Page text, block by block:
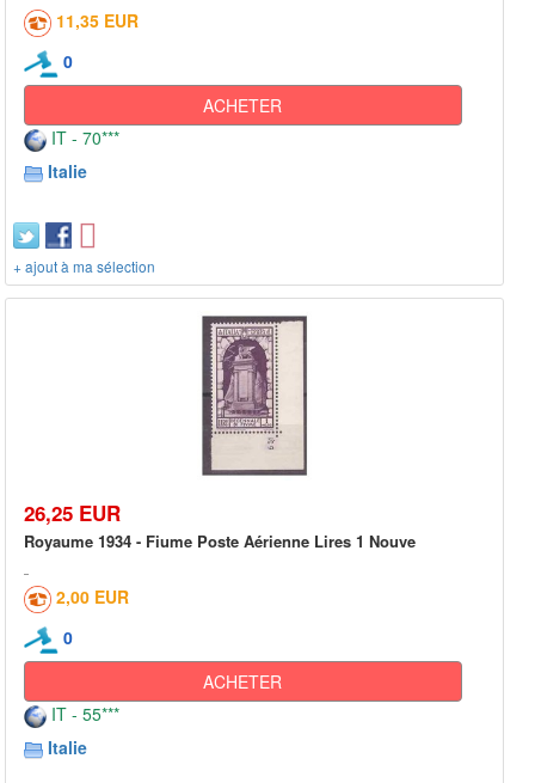
11,35 EUR
0
ACHETER
IT - 70***
Italie
+ ajout à ma sélection
26,25 EUR
Royaume 1934 - Fiume Poste Aérienne Lires 1 Nouve
2,00 EUR
0
ACHETER
IT - 55***
Italie